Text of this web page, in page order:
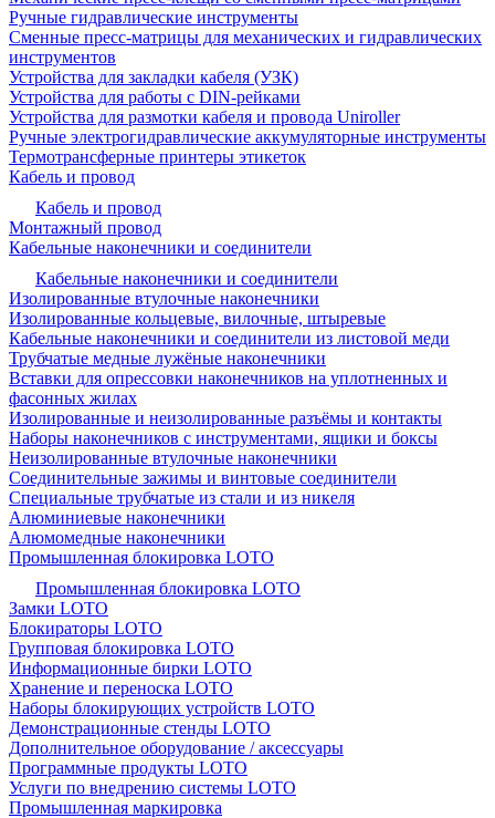
Ручные гидравлические инструменты
Сменные пресс-матрицы для механических и гидравлических
инструментов
Устройства для закладки кабеля (УЗК)
Устройства для работы с DIN-рейками
Устройства для размотки кабеля и провода Uniroller
Ручные электрогидравлические аккумуляторные инструменты
Термотрансферные принтеры этикеток
Кабель и провод
Кабель и провод
Монтажный провод
Кабельные наконечники и соединители
Кабельные наконечники и соединители
Изолированные втулочные наконечники
Изолированные кольцевые, вилочные, штыревые
Кабельные наконечники и соединители из листовой меди
Трубчатые медные лужёные наконечники
Вставки для опрессовки наконечников на уплотненных и
фасонных жилах
Изолированные и неизолированные разъёмы и контакты
Наборы наконечников с инструментами, ящики и боксы
Неизолированные втулочные наконечники
Соединительные зажимы и винтовые соединители
Специальные трубчатые из стали и из никеля
Алюминиевые наконечники
Алюмомедные наконечники
Промышленная блокировка LOTO
Промышленная блокировка LOTO
Замки LOTO
Блокираторы LOTO
Групповая блокировка LOTO
Информационные бирки LOTO
Хранение и переноска LOTO
Наборы блокирующих устройств LOTO
Демонстрационные стенды LOTO
Дополнительное оборудование / аксессуары
Программные продукты LOTO
Услуги по внедрению системы LOTO
Промышленная маркировка